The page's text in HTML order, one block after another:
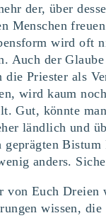
der, über
Menschen
wird oft
Auch der
die Priester als
wird kaum
Gut, könnte
ländlich und
Bistum
anders.
von Euch Dreien
wissen, die